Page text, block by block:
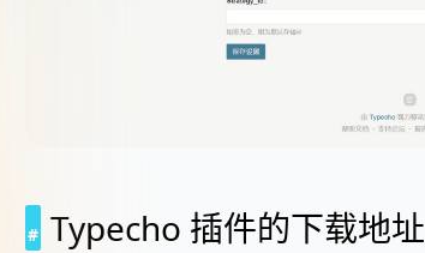
Typecho 插件的下载地址